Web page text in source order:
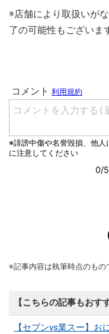
※店舗により取扱いが
了の可能性もございま
※記事内容は執筆時点のもの
【こちらの記事もおす
【セブンvs業スー】お